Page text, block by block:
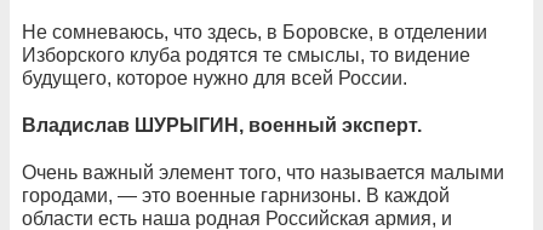
Не сомневаюсь, что здесь, в Боровске, в отделении
Изборского клуба родятся те смыслы, то видение
будущего, которое нужно для всей России.
Владислав ШУРЫГИН, военный эксперт.
Очень важный элемент того, что называется малыми
городами, — это военные гарнизоны. В каждой
области есть наша родная Российская армия, и